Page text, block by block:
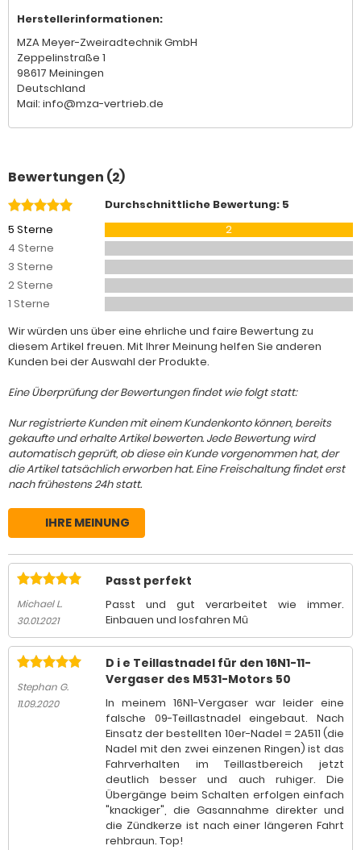
Herstellerinformationen:
MZA Meyer-Zweiradtechnik GmbH
Zeppelinstraße 1
98617 Meiningen
Deutschland
Mail: info@mza-vertrieb.de
Bewertungen (2)
Durchschnittliche Bewertung: 5
5 Sterne
2
4 Sterne
3 Sterne
2 Sterne
1 Sterne
Wir würden uns über eine ehrliche und faire Bewertung zu
diesem Artikel freuen. Mit Ihrer Meinung helfen Sie anderen
Kunden bei der Auswahl der Produkte.
Eine Überprüfung der Bewertungen findet wie folgt statt:
Nur registrierte Kunden mit einem Kundenkonto können, bereits
gekaufte und erhalte Artikel bewerten. Jede Bewertung wird
automatisch geprüft, ob diese ein Kunde vorgenommen hat, der
die Artikel tatsächlich erworben hat. Eine Freischaltung findet erst
nach frühestens 24h statt.
IHRE MEINUNG
Michael L.
30.01.2021
Passt perfekt
Passt und gut verarbeitet wie immer.
Einbauen und losfahren Mû
Stephan G.
11.09.2020
D i e Teillastnadel für den 16N1-11-
Vergaser des M531-Motors 50
In meinem 16N1-Vergaser war leider eine
falsche 09-Teillastnadel eingebaut. Nach
Einsatz der bestellten 10er-Nadel = 2A511 (die
Nadel mit den zwei einzenen Ringen) ist das
Fahrverhalten im Teillastbereich jetzt
deutlich besser und auch ruhiger. Die
Übergänge beim Schalten erfolgen einfach
"knackiger", die Gasannahme direkter und
die Zündkerze ist nach einer längeren Fahrt
rehbraun. Top!